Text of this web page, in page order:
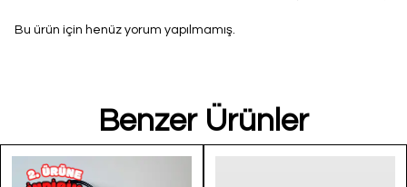
Bu ürün için henüz yorum yapılmamış.
Benzer Ürünler